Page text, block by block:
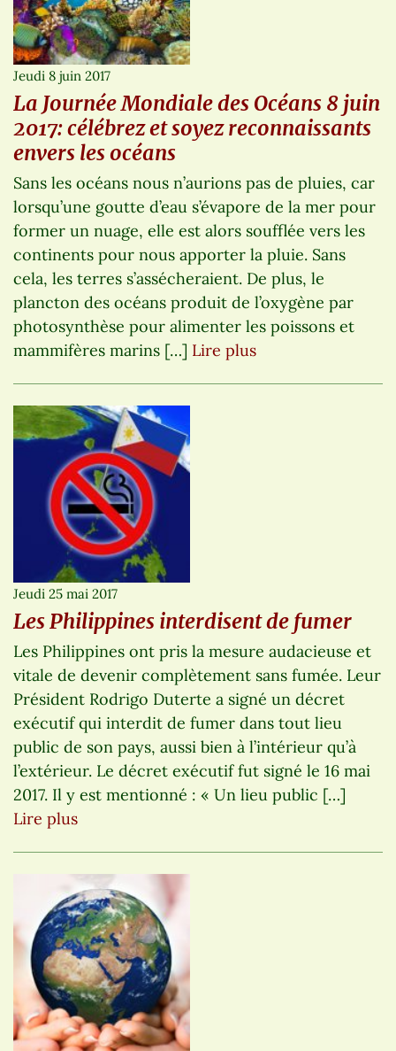
Jeudi 8 juin 2017
La Journée Mondiale des Océans 8 juin
2017: célébrez et soyez reconnaissants
envers les océans
Sans les océans nous n’aurions pas de pluies, car
lorsqu’une goutte d’eau s’évapore de la mer pour
former un nuage, elle est alors soufflée vers les
continents pour nous apporter la pluie. Sans
cela, les terres s’assécheraient. De plus, le
plancton des océans produit de l’oxygène par
photosynthèse pour alimenter les poissons et
mammifères marins […] Lire plus
Jeudi 25 mai 2017
Les Philippines interdisent de fumer
Les Philippines ont pris la mesure audacieuse et
vitale de devenir complètement sans fumée. Leur
Président Rodrigo Duterte a signé un décret
exécutif qui interdit de fumer dans tout lieu
public de son pays, aussi bien à l’intérieur qu’à
l’extérieur. Le décret exécutif fut signé le 16 mai
2017. Il y est mentionné : « Un lieu public […]
Lire plus